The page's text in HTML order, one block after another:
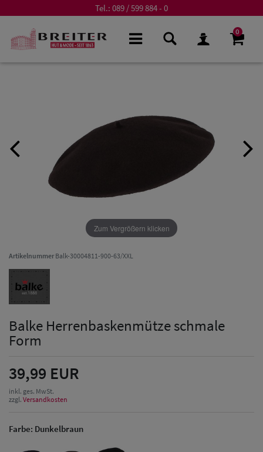
Tel.: 089 / 599 884 - 0
0
Zum Vergrößern klicken
ArtikelnummerBalk-30004811-900-63/XXL
Balke Herrenbaskenmütze schmale
Form
39,99 EUR
inkl. ges. MwSt.
zzgl. Versandkosten
Farbe: Dunkelbraun